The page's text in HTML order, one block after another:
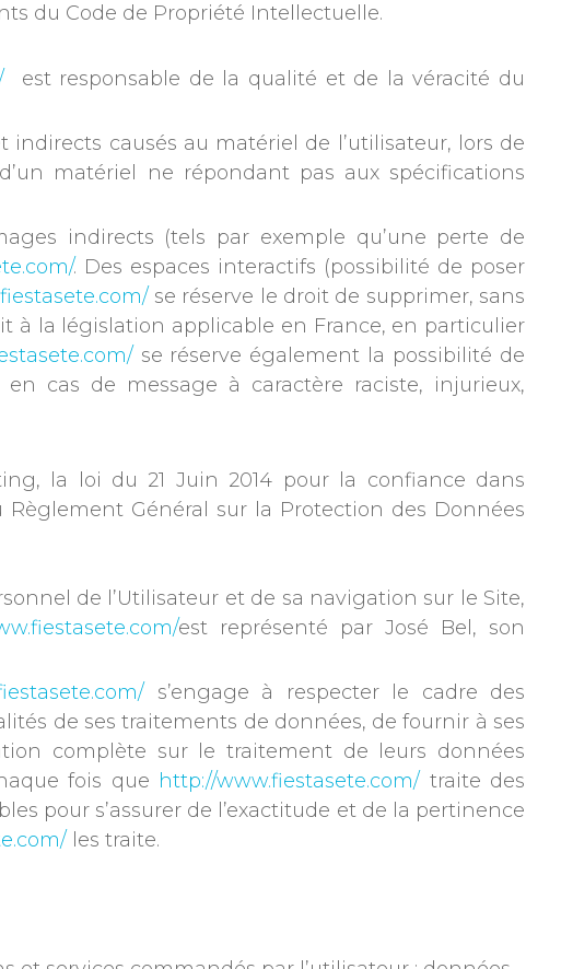
du Code de Propriété Intellectuelle.
est responsable de la qualité et de la véracité du
causés au matériel de l’utilisateur, lors de
matériel ne répondant pas aux spécifications
indirects (tels par exemple qu’une perte de
. Des espaces interactifs (possibilité de poser
se réserve le droit de supprimer, sans
à la législation applicable en France, en particulier
se réserve également la possibilité de
cas de message à caractère raciste, injurieux,
la loi du 21 Juin 2014 pour la confiance dans
Général sur la Protection des Données
de l’Utilisateur et de sa navigation sur le Site,
est représenté par José Bel, son
s’engage à respecter le cadre des
de ses traitements de données, de fournir à ses
complète sur le traitement de leurs données
fois que http://www.fiestasete.com/ traite des
pour s’assurer de l’exactitude et de la pertinence
les traite.